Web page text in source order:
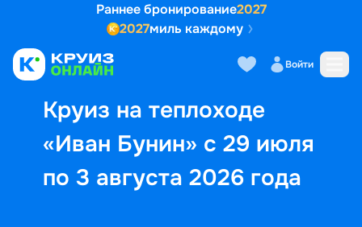
Раннее бронирование2027
2027миль каждому
Войти
Круиз на теплоходе
«Иван Бунин» с 29 июля
по 3 августа 2026 года
Выбор кают Маршрут и